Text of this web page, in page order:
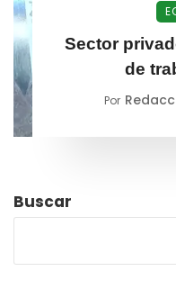
Sector
de
Por
Buscar